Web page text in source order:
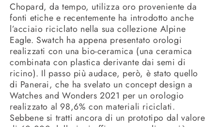
Chopard, da tempo, utilizza oro proveniente da
fonti etiche e recentemente ha introdotto anche
l’acciaio riciclato nella sua collezione Alpine
Eagle. Swatch ha appena presentato orologi
realizzati con una bio-ceramica (una ceramica
combinata con plastica derivante dai semi di
ricino). Il passo più audace, però, è stato quello
di Panerai, che ha svelato un concept design a
Watches and Wonders 2021 per un orologio
realizzato al 98,6% con materiali riciclati.
Sebbene si tratti ancora di un prototipo dal valore